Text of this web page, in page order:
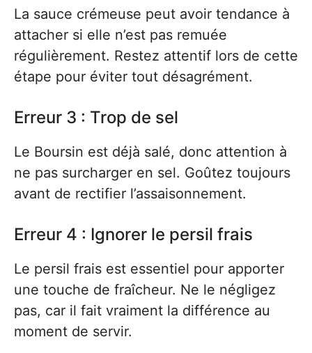
La sauce crémeuse peut avoir tendance à
attacher si elle n’est pas remuée
régulièrement. Restez attentif lors de cette
étape pour éviter tout désagrément.
Erreur 3 : Trop de sel
Le Boursin est déjà salé, donc attention à
ne pas surcharger en sel. Goûtez toujours
avant de rectifier l’assaisonnement.
Erreur 4 : Ignorer le persil frais
Le persil frais est essentiel pour apporter
une touche de fraîcheur. Ne le négligez
pas, car il fait vraiment la différence au
moment de servir.